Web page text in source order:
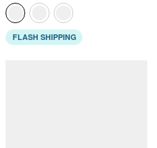
FLASH SHIPPING